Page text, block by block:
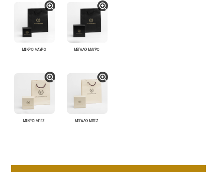
ΜΙΚΡΟ ΜΑΥΡΟ ΜΕΓΑΛΟ ΜΑΥΡΟ
ΜΙΚΡΟ ΜΠΕΖ ΜΕΓΑΛΟ ΜΠΕΖ
Σταυρός